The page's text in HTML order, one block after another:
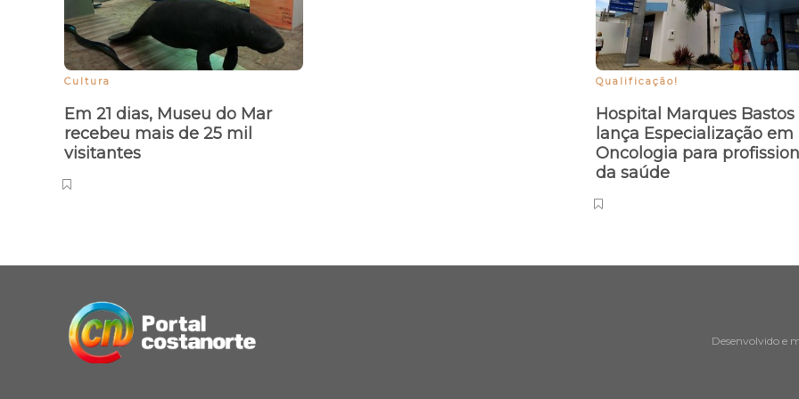
Cultura
Em 21 dias, Museu do Mar
recebeu mais de 25 mil
visitantes
Qualificação!
Hospital Marques Bastos
lança Especialização em
Oncologia para
da saúde
Desenvolvido e